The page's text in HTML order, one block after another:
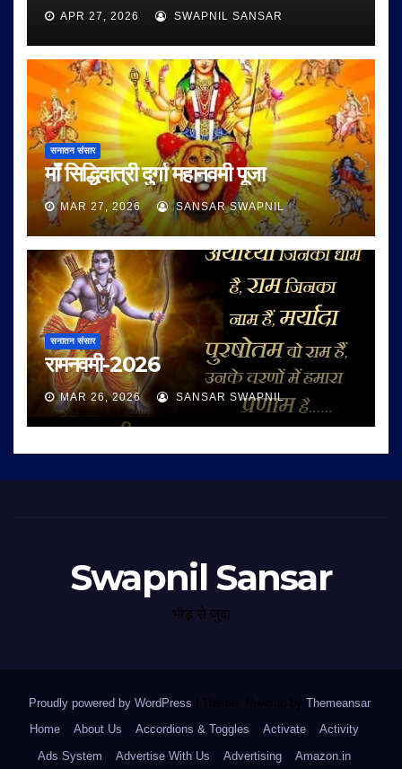
APR 27, 2026 SWAPNIL SANSAR
सनातन संसार
माँ सिद्धिदात्री दुर्गा महानवमी पूजा
MAR 27, 2026 SANSAR SWAPNIL
सनातन संसार
रामनवमी-2026
MAR 26, 2026 SANSAR SWAPNIL
Swapnil Sansar
भीड़ से जुदा
Proudly powered by WordPress Theme: Newsup by Themeansar.
Home
About Us Accordions & Toggles Activate
Activity
Ads System
Advertise With Us Advertising
Amazon.in